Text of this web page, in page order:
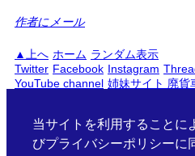
当サイトを利用することに
びプライバシーポリシーに
作者にメール
上へ ホーム ランダム表示
Twitter Facebook Instagram
YouTube channel 姉妹サイト 廃貨
当サイトははAmazonアソシエイ